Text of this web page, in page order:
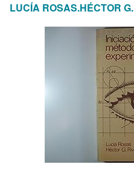
Colecciones
LUCÍA ROSAS.HÉCTOR